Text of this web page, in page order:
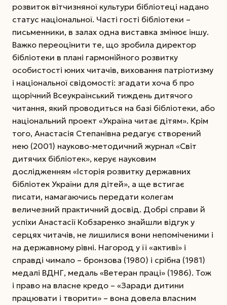
розвиток вітчизняної культури бібліотеці надано
статус національної. Часті гості бібліотеки –
письменники, в залах одна виставка змінює іншу.
Важко переоцінити те, що зробила директор
бібліотеки в плані гармонійного розвитку
особистості юних читачів, виховання патріотизму
і національної свідомості: згадати хоча б про
щорічний Всеукраїнський тиждень дитячого
читання, який проводиться на базі бібліотеки, або
національний проект «Україна читає дітям». Крім
того, Анастасія Степанівна редагує створений
нею (2001) науково-методичний журнал «Світ
дитячих бібліотек», керує науковим
дослідженням «Історія розвитку державних
бібліотек України для дітей», а ще встигає
писати, намагаючись передати колегам
величезний практичний досвід. Добрі справи й
успіхи Анастасії Кобзаренко знайшли відгук у
серцях читачів, не лишилися вони непоміченими і
на державному рівні. Нагород у її «активі» і
справді чимало – бронзова (1980) і срібна (1981)
медалі ВДНГ, медаль «Ветеран праці» (1986). Тож
і право на власне кредо – «Заради дитини
працювати і творити» – вона довела власним